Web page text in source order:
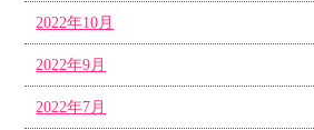
2022年10月
2022年9月
2022年7月